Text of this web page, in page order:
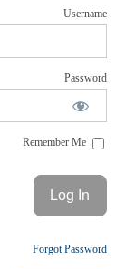
Username
Password
Forgot Password